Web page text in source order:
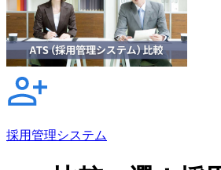
採用管理システム